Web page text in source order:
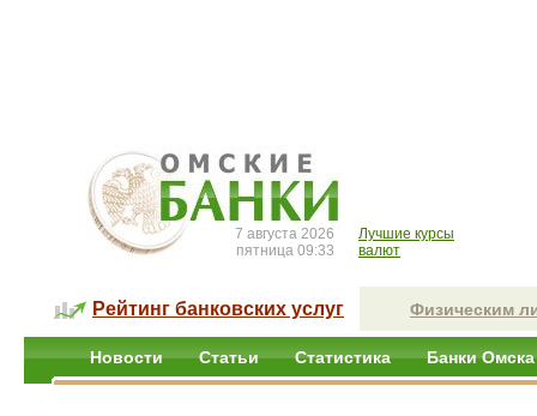
7 августа 2026
пятница 09:33
Лучшие курсы
валют
Рейтинг банковских услуг Физическим
Новости Статьи Статистика Банки Омска